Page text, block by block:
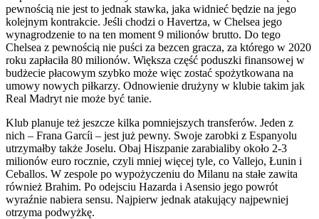
pewnością nie jest to jednak stawka, jaka widnieć będzie na jego
kolejnym kontrakcie. Jeśli chodzi o Havertza, w Chelsea jego
wynagrodzenie to na ten moment 9 milionów brutto. Do tego
Chelsea z pewnością nie puści za bezcen gracza, za którego w 2020
roku zapłaciła 80 milionów. Większa część poduszki finansowej w
budżecie płacowym szybko może więc zostać spożytkowana na
umowy nowych piłkarzy. Odnowienie drużyny w klubie takim jak
Real Madryt nie może być tanie.
Klub planuje też jeszcze kilka pomniejszych transferów. Jeden z
nich – Frana Garcíi – jest już pewny. Swoje zarobki z Espanyolu
utrzymałby także Joselu. Obaj Hiszpanie zarabialiby około 2-3
milionów euro rocznie, czyli mniej więcej tyle, co Vallejo, Łunin i
Ceballos. W zespole po wypożyczeniu do Milanu na stałe zawita
również Brahim. Po odejsciu Hazarda i Asensio jego powrót
wyraźnie nabiera sensu. Najpierw jednak atakujący najpewniej
otrzyma podwyżkę.